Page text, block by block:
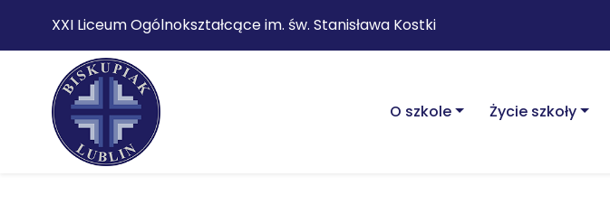
XXI Liceum Ogólnokształcące im. św. Stanisława Kostki
O szkole Życie szkoły